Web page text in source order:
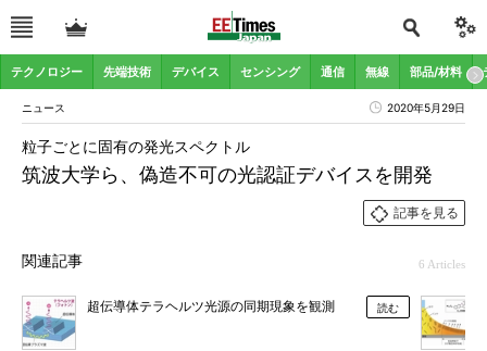
テクノロジー 先端技術 デバイス センシング 通信 無線 部品/材料
ニュース 2020年5月29日
筑波大学ら、偽造不可の光認証デバイスを開発
粒子ごとに固有の発光スペクトル
記事を見る
関連記事 6 Articles
超伝導体テラヘルツ光源の同期現象を観測 読む